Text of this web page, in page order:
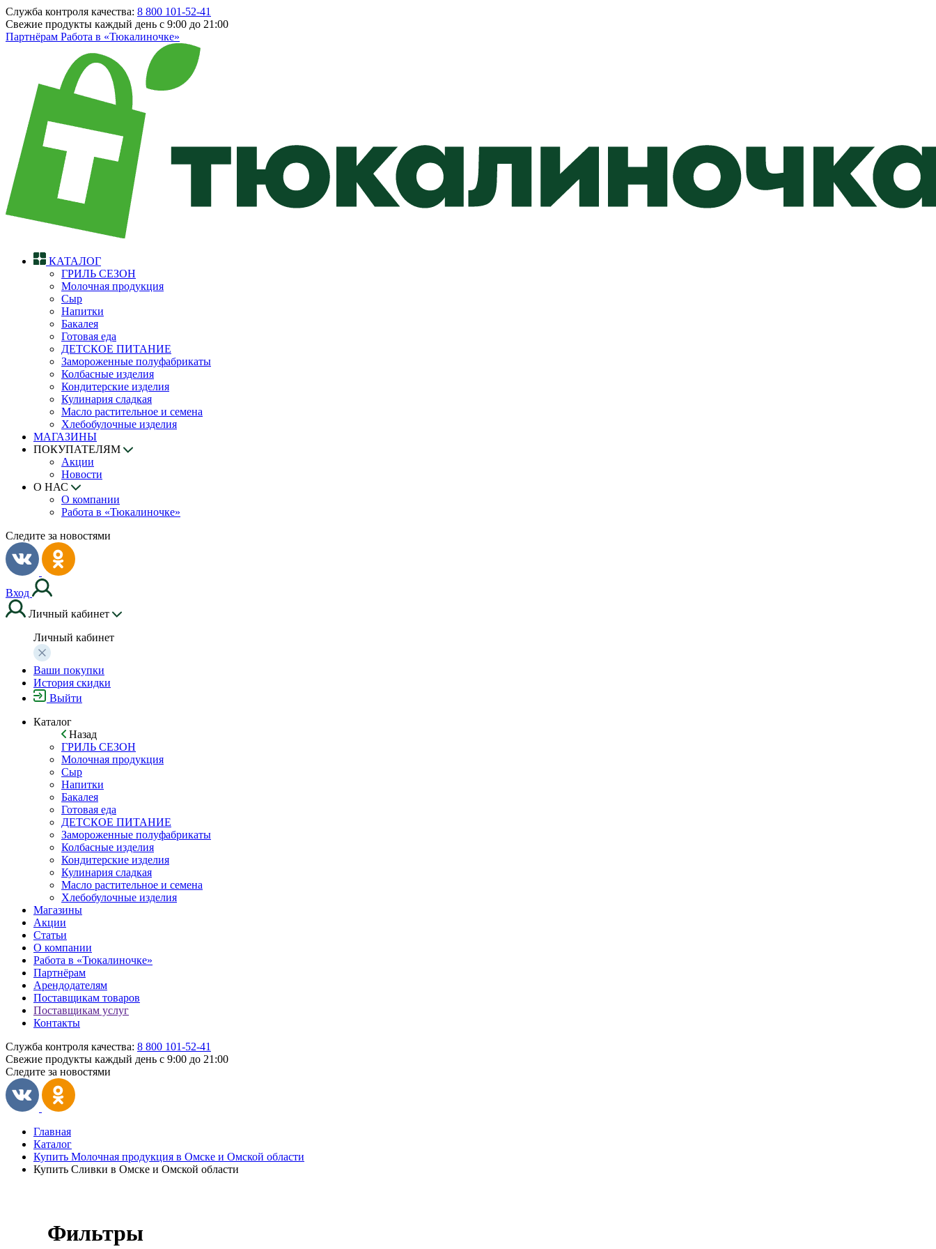
Служба контроля качества: 8 800 101-52-41
Свежие продукты каждый день с 9:00 до 21:00
Партнёрам Работа в «Тюкалиночке»
КАТАЛОГ
ГРИЛЬ СЕЗОН
Молочная продукция
Сыр
Напитки
Бакалея
Готовая еда
ДЕТСКОЕ ПИТАНИЕ
Замороженные полуфабрикаты
Колбасные изделия
Кондитерские изделия
Кулинария сладкая
Масло растительное и семена
Хлебобулочные изделия
МАГАЗИНЫ
ПОКУПАТЕЛЯМ
Акции
Новости
О НАС
О компании
Работа в «Тюкалиночке»
Следите за новостями
Вход
Личный кабинет
Личный кабинет
Ваши покупки
История скидки
Выйти
Каталог
Назад
ГРИЛЬ СЕЗОН
Молочная продукция
Сыр
Напитки
Бакалея
Готовая еда
ДЕТСКОЕ ПИТАНИЕ
Замороженные полуфабрикаты
Колбасные изделия
Кондитерские изделия
Кулинария сладкая
Масло растительное и семена
Хлебобулочные изделия
Магазины
Акции
Статьи
О компании
Работа в «Тюкалиночке»
Партнёрам
Арендодателям
Поставщикам товаров
Поставщикам услуг
Контакты
Служба контроля качества: 8 800 101-52-41
Свежие продукты каждый день с 9:00 до 21:00
Следите за новостями
Главная
Каталог
Купить Молочная продукция в Омске и Омской области
Купить Сливки в Омске и Омской области
Фильтры